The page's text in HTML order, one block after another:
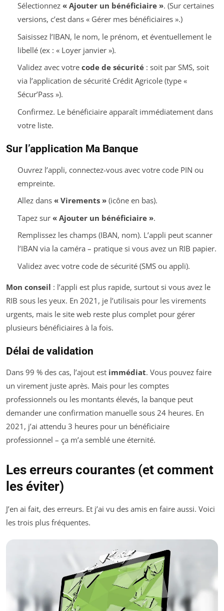
Sélectionnez « Ajouter un bénéficiaire ». (Sur certaines
versions, c’est dans « Gérer mes bénéficiaires ».)
Saisissez l’IBAN, le nom, le prénom, et éventuellement le
libellé (ex : « Loyer janvier »).
Validez avec votre code de sécurité: soit par SMS, soit
via l’application de sécurité Crédit Agricole (type «
Sécur’Pass »).
Confirmez. Le bénéficiaire apparaît immédiatement dans
votre liste.
Sur l’application Ma Banque
Ouvrez l’appli, connectez-vous avec votre code PIN ou
empreinte.
Allez dans « Virements »(icône en bas).
Tapez sur « Ajouter un bénéficiaire ».
Remplissez les champs (IBAN, nom). L’appli peut scanner
l’IBAN via la caméra – pratique si vous avez un RIB papier.
Validez avec votre code de sécurité (SMS ou appli).
Mon conseil : l’appli est plus rapide, surtout si vous avez le
RIB sous les yeux. En 2021, je l’utilisais pour les virements
urgents, mais le site web reste plus complet pour gérer
plusieurs bénéficiaires à la fois.
Délai de validation
Dans 99 % des cas, l’ajout est immédiat. Vous pouvez faire
un virement juste après. Mais pour les comptes
professionnels ou les montants élevés, la banque peut
demander une confirmation manuelle sous 24 heures. En
2021, j’ai attendu 3 heures pour un bénéficiaire
professionnel – ça m’a semblé une éternité.
Les erreurs courantes (et comment
les éviter)
J’en ai fait, des erreurs. Et j’ai vu des amis en faire aussi. Voici
les trois plus fréquentes.